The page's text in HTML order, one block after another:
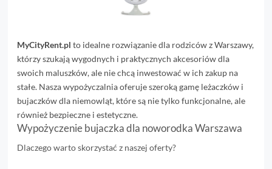
MyCityRent.pl to idealne rozwiązanie dla rodziców z Warszawy,
którzy szukają wygodnych i praktycznych akcesoriów dla
swoich maluszków, ale nie chcą inwestować w ich zakup na
stałe. Nasza wypożyczalnia oferuje szeroką gamę leżaczków i
bujaczków dla niemowląt, które są nie tylko funkcjonalne, ale
również bezpieczne i estetyczne.
Wypożyczenie bujaczka dla noworodka Warszawa
Dlaczego warto skorzystać z naszej oferty?